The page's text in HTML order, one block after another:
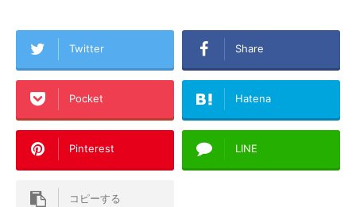
Twitter Share
Pocket Hatena
Pinterest LINE
コピーする